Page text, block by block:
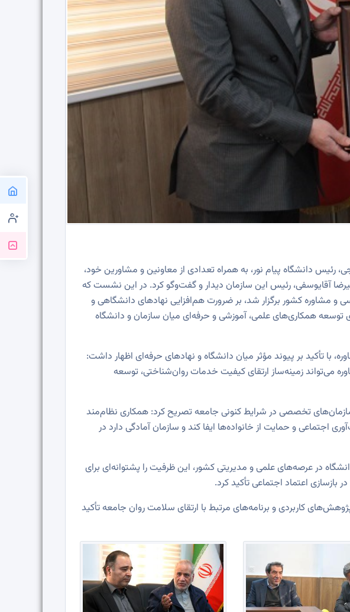
رئیس دانشگاه پیام نور، به همراه تعدادی از معاونین و مشاورین خود،
آقایوسفی، رئیس این سازمان دیدار و گفت‌وگو کرد. در این نشست که
و مشاوره کشور برگزار شد، بر ضرورت هم‌افزایی نهادهای دانشگاهی و
توسعه همکاری‌های علمی، آموزشی و حرفه‌ای میان سازمان و دانشگاه
با تأکید بر پیوند مؤثر میان دانشگاه و نهادهای حرفه‌ای اظهار داشت:
می‌تواند زمینه‌ساز ارتقای کیفیت خدمات روان‌شناختی، توسعه
سازمان‌های تخصصی در شرایط کنونی جامعه تصریح کرد: همکاری نظام‌مند
و حمایت از خانواده‌ها ایفا کند و سازمان آمادگی دارد در
در عرصه‌های علمی و مدیریتی کشور، این ظرفیت را پشتوانه‌ای برای
اعتماد اجتماعی تأکید کرد.
کاربردی و برنامه‌های مرتبط با ارتقای سلامت روان جامعه تأکید